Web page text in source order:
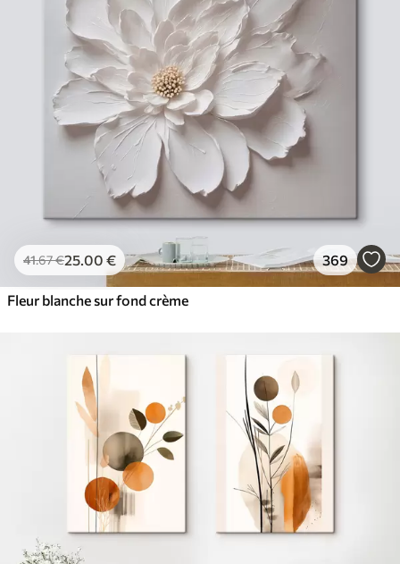
41.67€25.00 € 369
Fleur blanche sur fond crème